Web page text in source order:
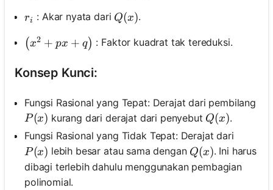
r_i
ri : Akar nyata dari Q(x)
Q(x).
\left(x^2+p x+q\right)
(x2 + px + q) : Faktor kuadrat tak tereduksi.
Konsep Kunci:
Fungsi Rasional yang Tepat: Derajat dari pembilang
P(x)
P(x) kurang dari derajat dari penyebut Q(x)
Q(x).
Fungsi Rasional yang Tidak Tepat: Derajat dari
P(x)
P(x) lebih besar atau sama dengan Q(x)
Q(x). Ini harus
dibagi terlebih dahulu menggunakan pembagian
polinomial.